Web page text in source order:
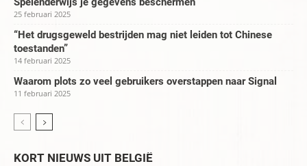
25 februari 2025
“Het drugsgeweld bestrijden mag niet leiden tot Chinese
toestanden”
14 februari 2025
Waarom plots zo veel gebruikers overstappen naar Signal
11 februari 2025
KORT NIEUWS UIT BELGIË